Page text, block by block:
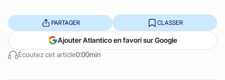
Écoutez cet article0:00min
PARTAGER CLASSER
Ajouter Atlantico en favori sur Google